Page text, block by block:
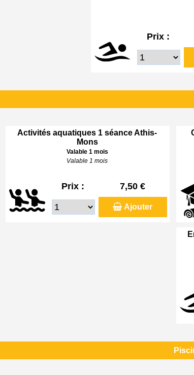
Prix :
Activités aquatiques 1 séance Athis-
Mons
Valable 1 mois
Valable 1 mois
Prix : 7,50 €
Ajouter